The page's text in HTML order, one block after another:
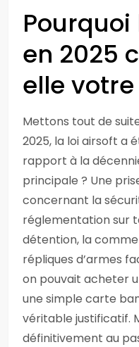
en 2025
elle
Mettons tout de
2025, la loi airsoft a
rapport à la
principale ? Une
concernant la
réglementation sur
détention, la
répliques d’armes
on pouvait acheter
une simple carte
véritable justificatif.
définitivement au